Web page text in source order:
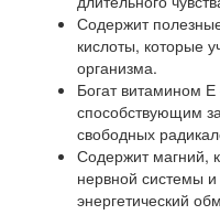
Содержит
кислоты, которые
организма.
Богат витамином
способствующим
свободных
Содержит магний,
нервной системы
энергетический